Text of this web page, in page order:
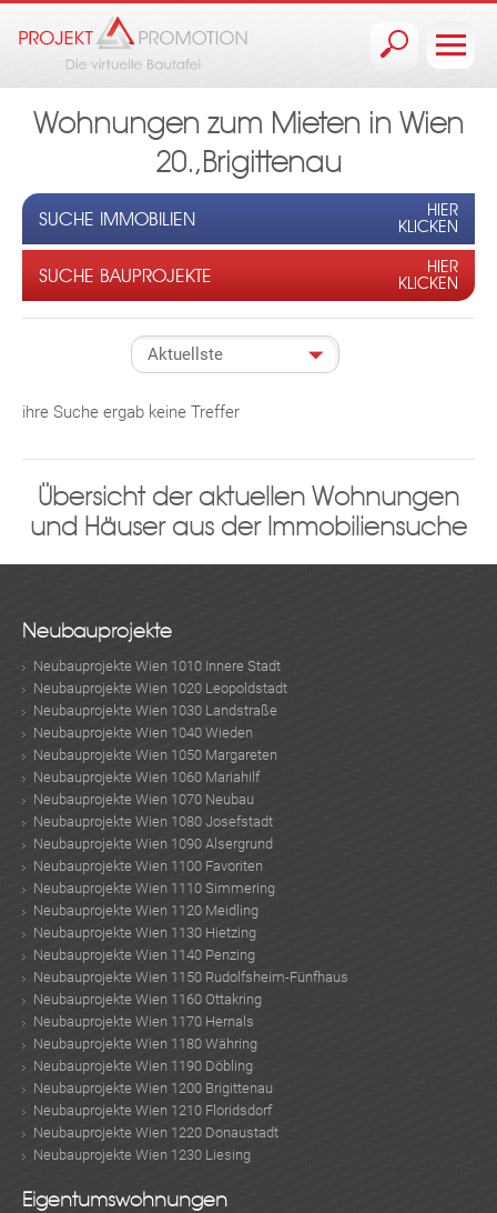
Wohnungen zum Mieten in Wien
20.,Brigittenau
SUCHE IMMOBILIEN
HIER
KLICKEN
SUCHE BAUPROJEKTE
HIER
KLICKEN
ihre Suche ergab keine Treffer
Übersicht der aktuellen Wohnungen
und Häuser aus der Immobiliensuche
Neubauprojekte
Neubauprojekte Wien 1010 Innere Stadt
Neubauprojekte Wien 1020 Leopoldstadt
Neubauprojekte Wien 1030 Landstraße
Neubauprojekte Wien 1040 Wieden
Neubauprojekte Wien 1050 Margareten
Neubauprojekte Wien 1060 Mariahilf
Neubauprojekte Wien 1070 Neubau
Neubauprojekte Wien 1080 Josefstadt
Neubauprojekte Wien 1090 Alsergrund
Neubauprojekte Wien 1100 Favoriten
Neubauprojekte Wien 1110 Simmering
Neubauprojekte Wien 1120 Meidling
Neubauprojekte Wien 1130 Hietzing
Neubauprojekte Wien 1140 Penzing
Neubauprojekte Wien 1150 Rudolfsheim-Fünfhaus
Neubauprojekte Wien 1160 Ottakring
Neubauprojekte Wien 1170 Hernals
Neubauprojekte Wien 1180 Währing
Neubauprojekte Wien 1190 Döbling
Neubauprojekte Wien 1200 Brigittenau
Neubauprojekte Wien 1210 Floridsdorf
Neubauprojekte Wien 1220 Donaustadt
Neubauprojekte Wien 1230 Liesing
Eigentumswohnungen